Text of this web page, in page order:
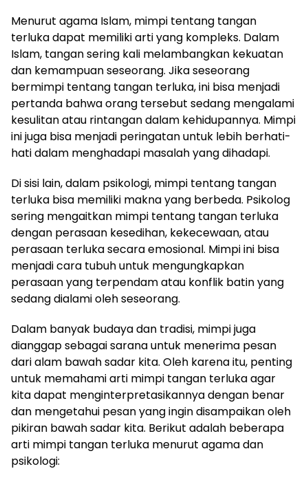
Menurut agama Islam, mimpi tentang tangan
terluka dapat memiliki arti yang kompleks. Dalam
Islam, tangan sering kali melambangkan kekuatan
dan kemampuan seseorang. Jika seseorang
bermimpi tentang tangan terluka, ini bisa menjadi
pertanda bahwa orang tersebut sedang mengalami
kesulitan atau rintangan dalam kehidupannya. Mimpi
ini juga bisa menjadi peringatan untuk lebih berhati-
hati dalam menghadapi masalah yang dihadapi.
Di sisi lain, dalam psikologi, mimpi tentang tangan
terluka bisa memiliki makna yang berbeda. Psikolog
sering mengaitkan mimpi tentang tangan terluka
dengan perasaan kesedihan, kekecewaan, atau
perasaan terluka secara emosional. Mimpi ini bisa
menjadi cara tubuh untuk mengungkapkan
perasaan yang terpendam atau konflik batin yang
sedang dialami oleh seseorang.
Dalam banyak budaya dan tradisi, mimpi juga
dianggap sebagai sarana untuk menerima pesan
dari alam bawah sadar kita. Oleh karena itu, penting
untuk memahami arti mimpi tangan terluka agar
kita dapat menginterpretasikannya dengan benar
dan mengetahui pesan yang ingin disampaikan oleh
pikiran bawah sadar kita. Berikut adalah beberapa
arti mimpi tangan terluka menurut agama dan
psikologi: